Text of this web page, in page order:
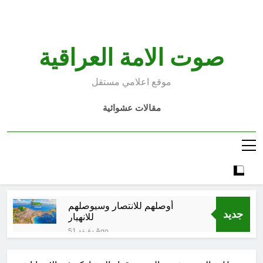
صوت الامة العراقية
موقع اعلامي مستقل
مقالات عشوائية
جديد
أوصلهم للانتصار وسيوصلهم
للانهيار
51 دقيقة Ago